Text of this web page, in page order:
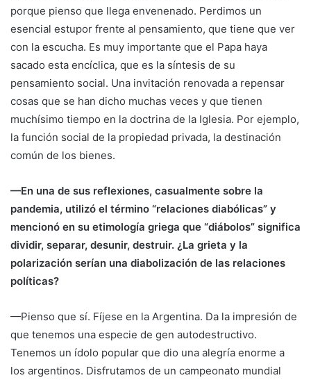
porque pienso que llega envenenado. Perdimos un
esencial estupor frente al pensamiento, que tiene que ver
con la escucha. Es muy importante que el Papa haya
sacado esta encíclica, que es la síntesis de su
pensamiento social. Una invitación renovada a repensar
cosas que se han dicho muchas veces y que tienen
muchísimo tiempo en la doctrina de la Iglesia. Por ejemplo,
la función social de la propiedad privada, la destinación
común de los bienes.
—En una de sus reflexiones, casualmente sobre la
pandemia, utilizó el término “relaciones diabólicas” y
mencionó en su etimología griega que “diábolos” significa
dividir, separar, desunir, destruir. ¿La grieta y la
polarización serían una diabolización de las relaciones
políticas?
—Pienso que sí. Fíjese en la Argentina. Da la impresión de
que tenemos una especie de gen autodestructivo.
Tenemos un ídolo popular que dio una alegría enorme a
los argentinos. Disfrutamos de un campeonato mundial